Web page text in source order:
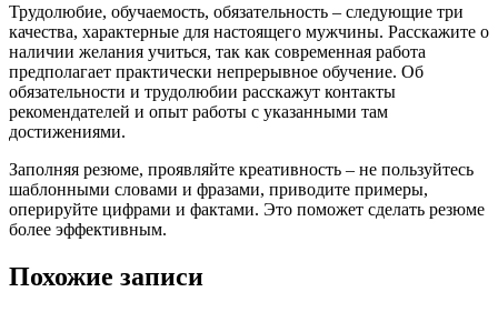
Трудолюбие, обучаемость, обязательность – следующие три
качества, характерные для настоящего мужчины. Расскажите о
наличии желания учиться, так как современная работа
предполагает практически непрерывное обучение. Об
обязательности и трудолюбии расскажут контакты
рекомендателей и опыт работы с указанными там
достижениями.
Заполняя резюме, проявляйте креативность – не пользуйтесь
шаблонными словами и фразами, приводите примеры,
оперируйте цифрами и фактами. Это поможет сделать резюме
более эффективным.
Похожие записи